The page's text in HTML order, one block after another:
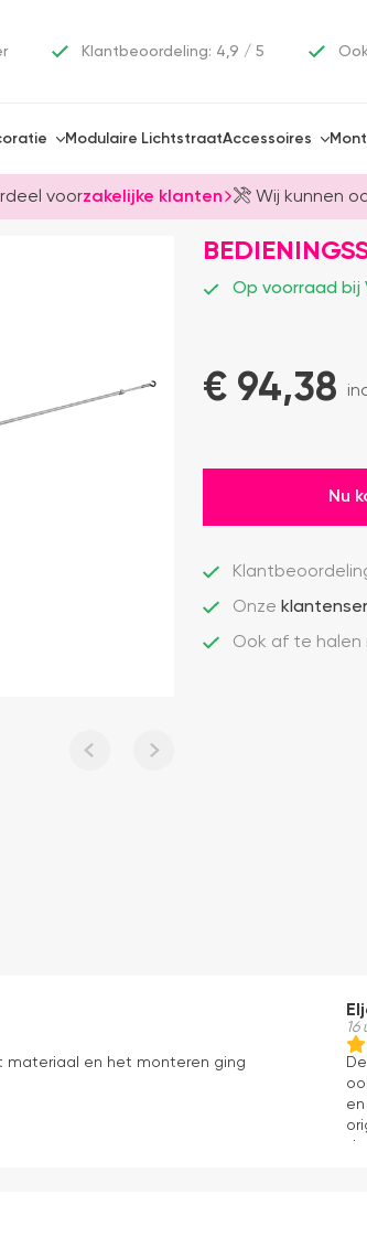
Klantbeoordeling: 4,9 / 5
Modulaire LichtstraatAccessoires
voorzakelijke klanten Wij kunnen
Op voorraad bij
€ 94,38
Nu
Onze
Ook af te halen
materiaal en het monteren ging